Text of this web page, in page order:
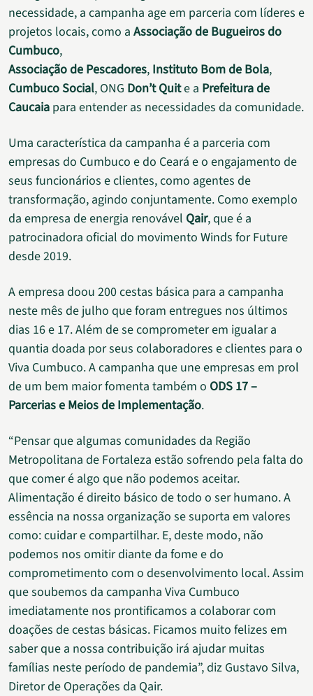
necessidade, a campanha age em parceria com líderes e
projetos locais, como a Associação de Bugueiros do
Cumbuco,
Associação de Pescadores, Instituto Bom de Bola,
Cumbuco Social, ONG Don’t Quite a Prefeitura de
Caucaia para entender as necessidades da comunidade.
Uma característica da campanha é a parceria com
empresas do Cumbuco e do Ceará e o engajamento de
seus funcionários e clientes, como agentes de
transformação, agindo conjuntamente. Como exemplo
da empresa de energia renovável Qair, que é a
patrocinadora oficial do movimento Winds for Future
desde 2019.
A empresa doou 200 cestas básica para a campanha
neste mês de julho que foram entregues nos últimos
dias 16 e 17. Além de se comprometer em igualar a
quantia doada por seus colaboradores e clientes para o
Viva Cumbuco. A campanha que une empresas em prol
de um bem maior fomenta também o ODS 17 –
Parcerias e Meios de Implementação.
“Pensar que algumas comunidades da Região
Metropolitana de Fortaleza estão sofrendo pela falta do
que comer é algo que não podemos aceitar.
Alimentação é direito básico de todo o ser humano. A
essência na nossa organização se suporta em valores
como: cuidar e compartilhar. E, deste modo, não
podemos nos omitir diante da fome e do
comprometimento com o desenvolvimento local. Assim
que soubemos da campanha Viva Cumbuco
imediatamente nos prontificamos a colaborar com
doações de cestas básicas. Ficamos muito felizes em
saber que a nossa contribuição irá ajudar muitas
famílias neste período de pandemia”, diz Gustavo Silva,
Diretor de Operações da Qair.